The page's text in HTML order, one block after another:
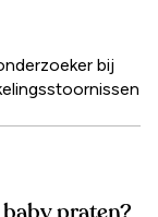
bij
baby praten?